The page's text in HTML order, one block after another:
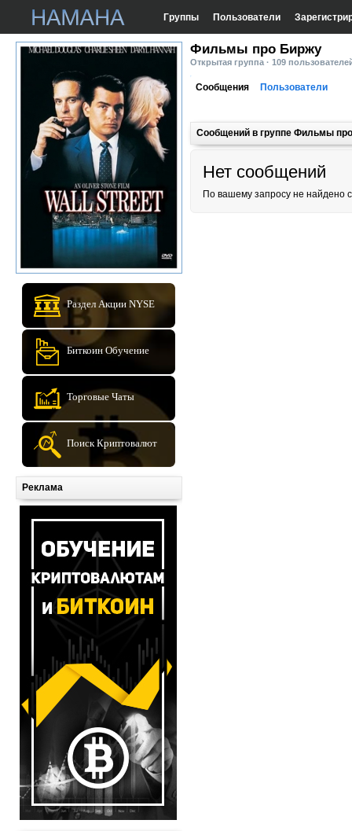
Группы Пользователи
Раздел Акции NYSE
Биткоин Обучение
Торговые Чаты
Поиск Криптовалют
Реклама
Фильмы про Биржу
Открытая группа · 109
Сообщения Пользователи
Сообщений в группе Фильмы
Нет сообщений
По вашему запросу не найдено